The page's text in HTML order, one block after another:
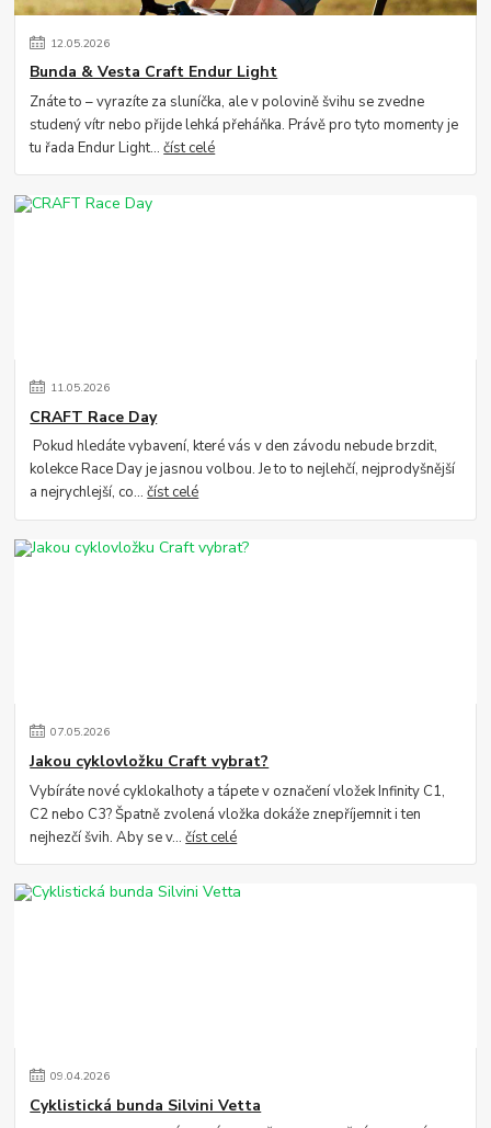
12.05.2026
Bunda & Vesta Craft Endur Light
Znáte to – vyrazíte za sluníčka, ale v polovině švihu se zvedne
studený vítr nebo přijde lehká přeháňka. Právě pro tyto momenty je
tu řada Endur Light...číst celé
11.05.2026
CRAFT Race Day
Pokud hledáte vybavení, které vás v den závodu nebude brzdit,
kolekce Race Day je jasnou volbou. Je to to nejlehčí, nejprodyšnější
a nejrychlejší, co...číst celé
07.05.2026
Jakou cyklovložku Craft vybrat?
Vybíráte nové cyklokalhoty a tápete v označení vložek Infinity C1,
C2 nebo C3? Špatně zvolená vložka dokáže znepříjemnit i ten
nejhezčí švih. Aby se v...číst celé
09.04.2026
Cyklistická bunda Silvini Vetta